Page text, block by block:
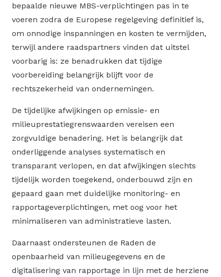
bepaalde nieuwe MBS-verplichtingen pas in te
voeren zodra de Europese regelgeving definitief is,
om onnodige inspanningen en kosten te vermijden,
terwijl andere raadspartners vinden dat uitstel
voorbarig is: ze benadrukken dat tijdige
voorbereiding belangrijk blijft voor de
rechtszekerheid van ondernemingen.
De tijdelijke afwijkingen op emissie- en
milieuprestatiegrenswaarden vereisen een
zorgvuldige benadering. Het is belangrijk dat
onderliggende analyses systematisch en
transparant verlopen, en dat afwijkingen slechts
tijdelijk worden toegekend, onderbouwd zijn en
gepaard gaan met duidelijke monitoring- en
rapportageverplichtingen, met oog voor het
minimaliseren van administratieve lasten.
Daarnaast ondersteunen de Raden de
openbaarheid van milieugegevens en de
digitalisering van rapportage in lijn met de herziene